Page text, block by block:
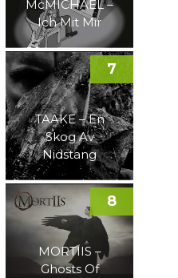
McMICHAEL –
Ich Mit Mir
TAAKE – En
Skog Av
Nidstang
7
MORTIIS –
Ghosts Of
8